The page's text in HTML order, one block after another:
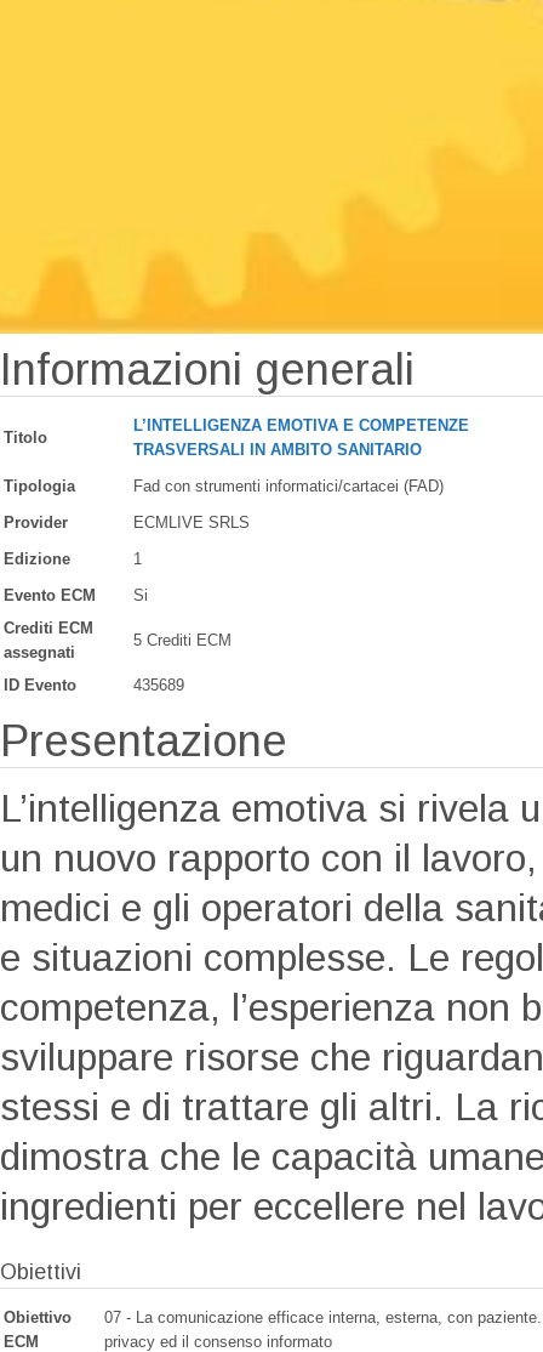
Informazioni generali
Titolo
L’INTELLIGENZA EMOTIVA E COMPETENZE
TRASVERSALI IN AMBITO SANITARIO
Tipologia
Fad con strumenti informatici/cartacei (FAD)
Provider
ECMLIVE SRLS
Edizione
1
Evento ECM
Si
Crediti ECM
assegnati
5 Crediti ECM
ID Evento 435689
Presentazione
L’intelligenza emotiva si rivela
un nuovo rapporto con il
medici e gli operatori della
e situazioni complesse. Le
competenza, l’esperienza non
sviluppare risorse che
stessi e di trattare gli altri. La
dimostra che le capacità
ingredienti per eccellere nel
Obiettivi
Obiettivo
ECM
07 - La comunicazione efficace interna, esterna, con
privacy ed il consenso informato